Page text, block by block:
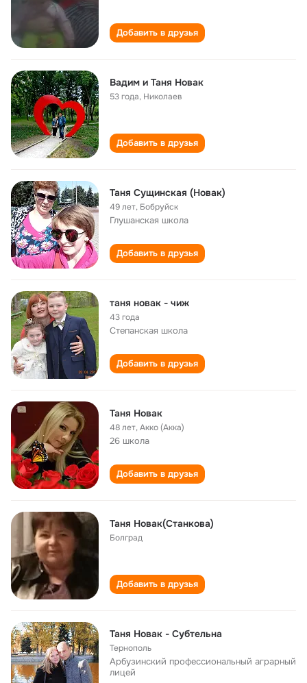
Добавить в друзья
Вадим и Таня Новак
53 года, Николаев
Добавить в друзья
Таня Сущинская (Новак)
49 лет, Бобруйск
Глушанская школа
Добавить в друзья
таня новак - чиж
43 года
Степанская школа
Добавить в друзья
Таня Новак
48 лет,Акко (Акка)
26 школа
Добавить в друзья
Таня Новак(Станкова)
Болград
Добавить в друзья
Таня Новак - Субтельна
Тернополь
Арбузинский профессиональный аграрный
лицей